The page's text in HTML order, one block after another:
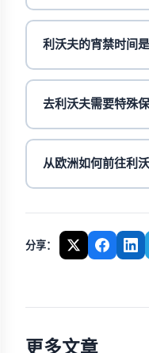
利沃夫的宵禁时间是
去利沃夫需要特殊保
从欧洲如何前往利沃
分享：
更多文章